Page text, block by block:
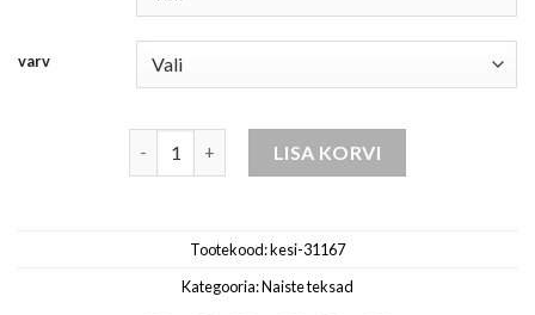
varv
LISA KORVI
Tootekood:kesi-31167
Kategooria:Naiste teksad